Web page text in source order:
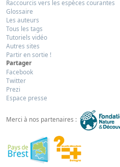
Raccourcis vers les espèces courantes
Glossaire
Les auteurs
Tous les tags
Tutoriels vidéo
Autres sites
Partir en sortie !
Partager
Facebook
Twitter
Prezi
Espace presse
Merci à nos partenaires :